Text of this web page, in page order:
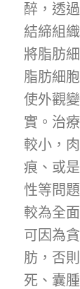
醉，透
結締組
將脂肪
脂肪細
使外觀
實。治
較小，
痕、或
性等問
較為全
可因為
肪，否
死、囊